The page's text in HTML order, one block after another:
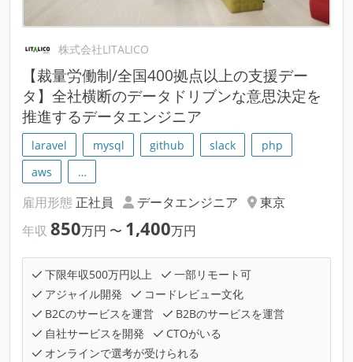
株式会社LITALICO
【裁量労働制/全国400拠点以上の支援デー
タ】全社横断のデータドリブンな意思決定を
推進するデータエンジニア
laravel mysql github slack
php
aws
…
雇用形態 正社員 データエンジニア
東京
年収 850万円 〜 1,400万円
下限年収500万円以上
一部リモート可
アジャイル開発
コードレビュー文化
B2Cのサービスを運営
B2Bのサービスを運営
自社サービスを開発
CTOがいる
オンラインで選考が受けられる